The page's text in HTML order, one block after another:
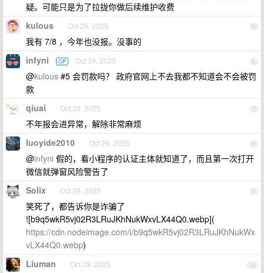
疑。可能只是为了拉拢你做后续维护收费
5
kulous Oct 29, 2025
我有 7/8 ，今年也没报。没事的
6
infyni OP Oct 29, 2025
@kulous #5 会罚款吗？ 政府官网上不去我都不知道会不会被罚
款
7
qiuai Oct 29, 2025
不年报会进异常，解除非常麻烦
8
luoyide2010 Oct 29, 2025
@infyni 假的，看小程序的认证主体就知道了，而且第一次打开
微信就弹窗风险警告了
9
Solix Oct 29, 2025
笑死了，都告诉你是诈骗了
![b9q5wkR5vj02R3LRuJKhNukWxvLX44Q0.webp](
https://cdn.nodeimage.com/i/b9q5wkR5vj02R3LRuJKhNukWx
vLX44Q0.webp)
10
Liuman Oct 29, 2025